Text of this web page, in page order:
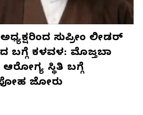
ಸುಪ್ರೀಂ ಲೀಡರ್
ಬಗ್ಗೆ ಕಳವಳ: ಮೊಜ್ತಬಾ
ಸ್ಥಿತಿ ಬಗ್ಗೆ
ಜೋರು